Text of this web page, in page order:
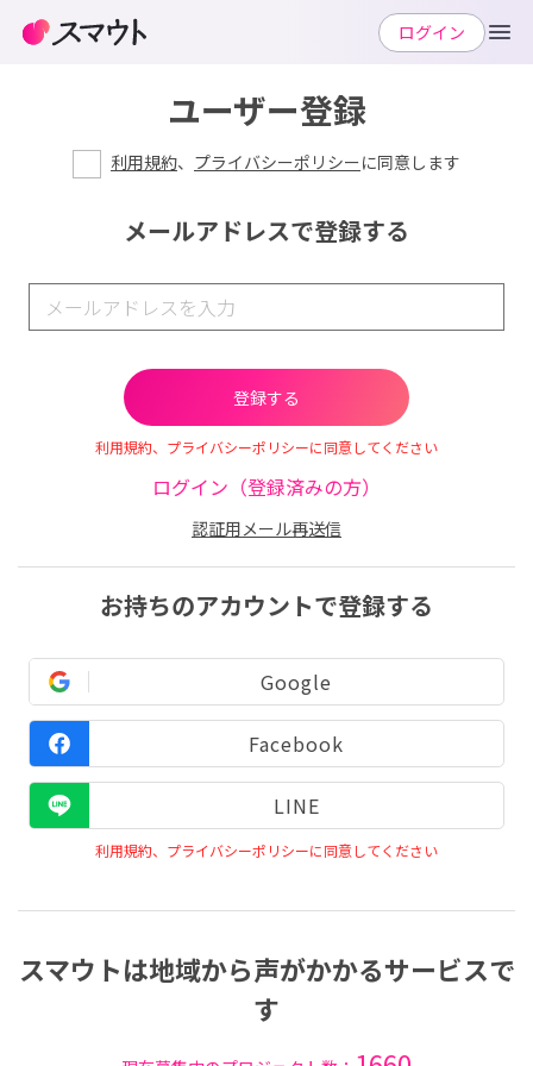
ユーザー登録
利用規約、 プライバシーポリシーに同意します
メールアドレスで登録する
利用規約、プライバシーポリシーに同意してください
ログイン（登録済みの方）
認証用メール再送信
お持ちのアカウントで登録する
Google
Facebook
LINE
利用規約、プライバシーポリシーに同意してください
スマウトは地域から声がかかるサービスで
す
ログイン